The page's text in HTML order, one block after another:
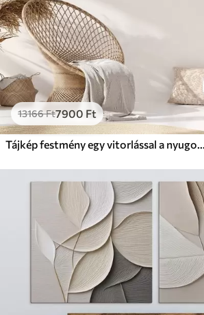
13166Ft7900 Ft
Tájkép festmény egy vitorlással a nyugodt tengeren, narancssárga és sárga égbolt, távoli hegyek